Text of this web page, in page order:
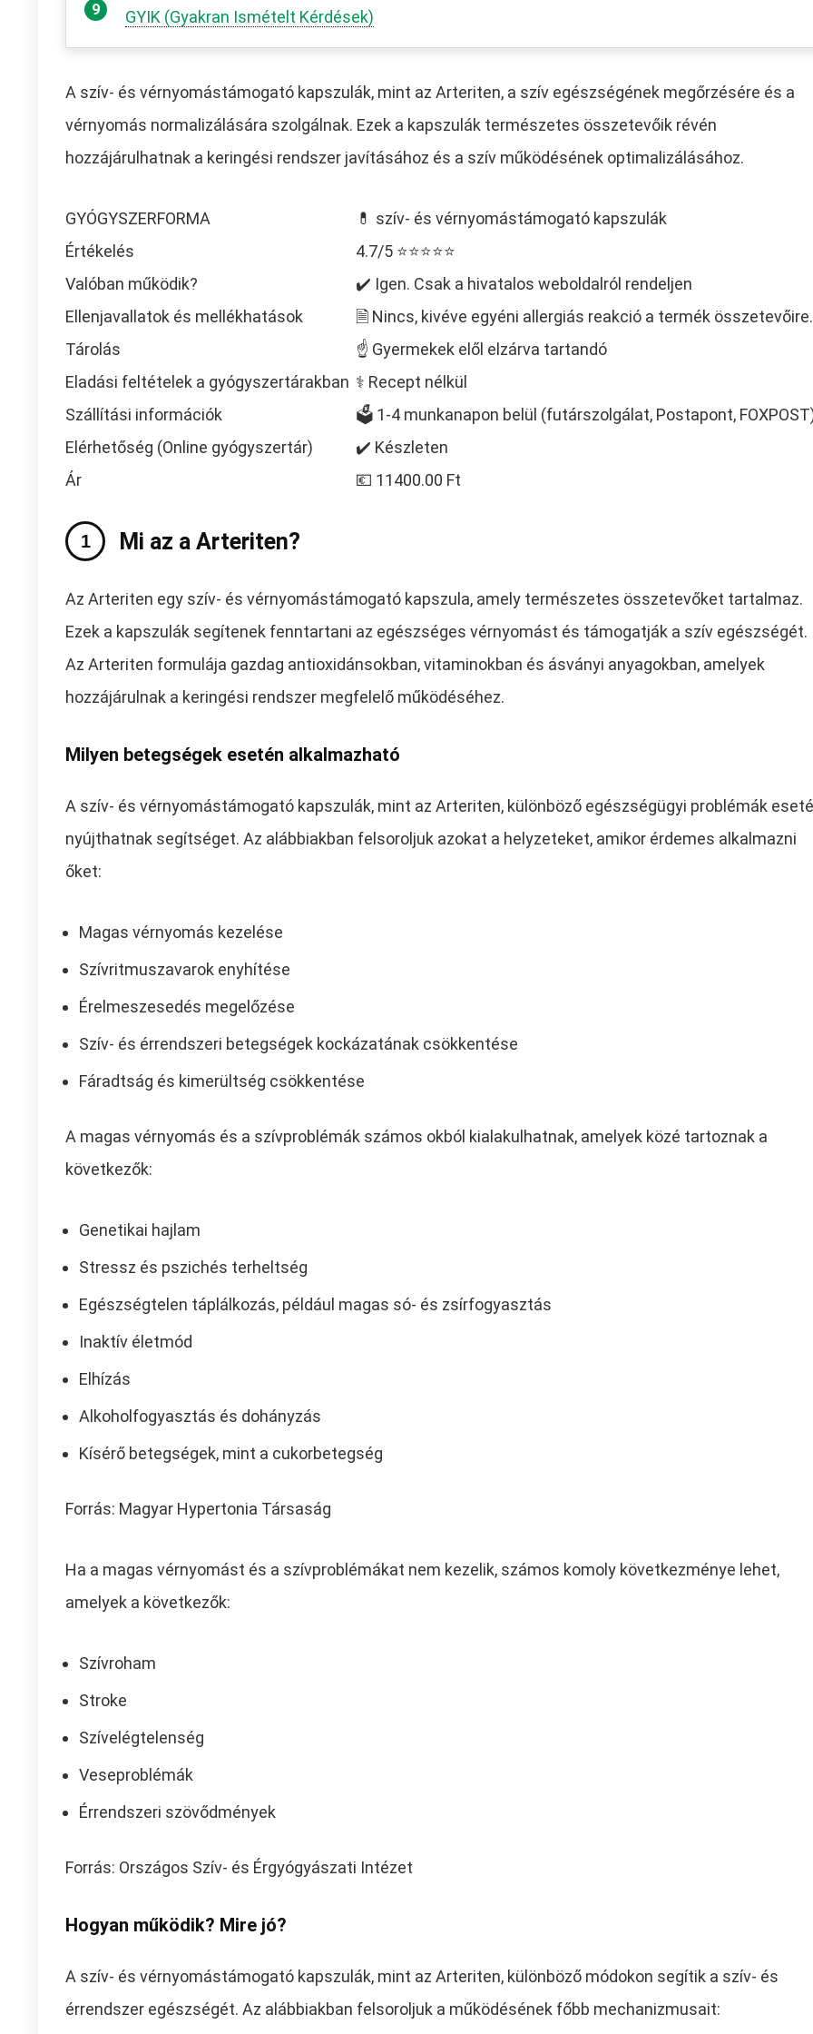
GYIK (Gyakran Ismételt Kérdések)
A szív- és vérnyomástámogató kapszulák, mint az Arteriten, a szív egészségének megőrzésére és a
vérnyomás normalizálására szolgálnak. Ezek a kapszulák természetes összetevőik révén
hozzájárulhatnak a keringési rendszer javításához és a szív működésének optimalizálásához.
GYÓGYSZERFORMA
💊 szív- és vérnyomástámogató kapszulák
Értékelés
4.7/5 ⭐⭐⭐⭐⭐
Valóban működik?
✔️ Igen. Csak a hivatalos weboldalról rendeljen
Ellenjavallatok és mellékhatások
🗎 Nincs, kivéve egyéni allergiás reakció a termék összetevőire.
Tárolás
☝ Gyermekek elől elzárva tartandó
Eladási feltételek a gyógyszertárakban ⚕️ Recept nélkül
Szállítási információk
🗳️ 1-4 munkanapon belül (futárszolgálat, Postapont,
Elérhetőség (Online gyógyszertár)
✔️ Készleten
Ár
💶 11400.00 Ft
Mi az a Arteriten?
Az Arteriten egy szív- és vérnyomástámogató kapszula, amely természetes összetevőket tartalmaz.
Ezek a kapszulák segítenek fenntartani az egészséges vérnyomást és támogatják a szív egészségét.
Az Arteriten formulája gazdag antioxidánsokban, vitaminokban és ásványi anyagokban, amelyek
hozzájárulnak a keringési rendszer megfelelő működéséhez.
Milyen betegségek esetén alkalmazható
A szív- és vérnyomástámogató kapszulák, mint az Arteriten, különböző egészségügyi problémák
nyújthatnak segítséget. Az alábbiakban felsoroljuk azokat a helyzeteket, amikor érdemes alkalmazni
őket:
Magas vérnyomás kezelése
Szívritmuszavarok enyhítése
Érelmeszesedés megelőzése
Szív- és érrendszeri betegségek kockázatának csökkentése
Fáradtság és kimerültség csökkentése
A magas vérnyomás és a szívproblémák számos okból kialakulhatnak, amelyek közé tartoznak a
következők:
Genetikai hajlam
Stressz és pszichés terheltség
Egészségtelen táplálkozás, például magas só- és zsírfogyasztás
Inaktív életmód
Elhízás
Alkoholfogyasztás és dohányzás
Kísérő betegségek, mint a cukorbetegség
Forrás: Magyar Hypertonia Társaság
Ha a magas vérnyomást és a szívproblémákat nem kezelik, számos komoly következménye lehet,
amelyek a következők:
Szívroham
Stroke
Szívelégtelenség
Veseproblémák
Érrendszeri szövődmények
Forrás: Országos Szív- és Érgyógyászati Intézet
Hogyan működik? Mire jó?
A szív- és vérnyomástámogató kapszulák, mint az Arteriten, különböző módokon segítik a szív- és
érrendszer egészségét. Az alábbiakban felsoroljuk a működésének főbb mechanizmusait: